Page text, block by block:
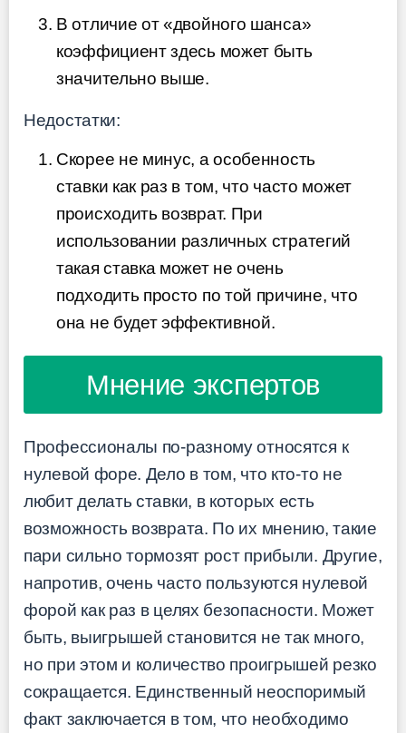
В отличие от «двойного шанса»
коэффициент здесь может быть
значительно выше.
Недостатки:
Скорее не минус, а особенность
ставки как раз в том, что часто может
происходить возврат. При
использовании различных стратегий
такая ставка может не очень
подходить просто по той причине, что
она не будет эффективной.
Мнение экспертов
Профессионалы по-разному относятся к
нулевой форе. Дело в том, что кто-то не
любит делать ставки, в которых есть
возможность возврата. По их мнению, такие
пари сильно тормозят рост прибыли. Другие,
напротив, очень часто пользуются нулевой
форой как раз в целях безопасности. Может
быть, выигрышей становится не так много,
но при этом и количество проигрышей резко
сокращается. Единственный неоспоримый
факт заключается в том, что необходимо